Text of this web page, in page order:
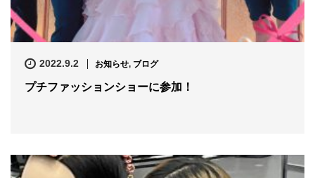
2022.9.2 お知らせ, ブログ
プチファッションショーに参加！